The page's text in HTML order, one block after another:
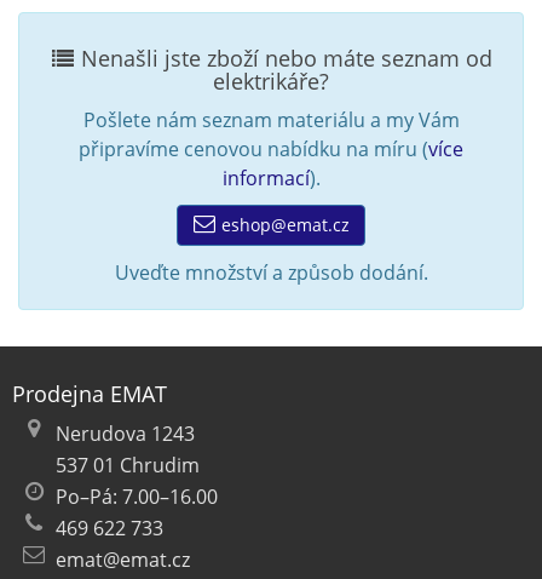
Nenašli jste zboží nebo máte seznam od
elektrikáře?
Pošlete nám seznam materiálu a my Vám
připravíme cenovou nabídku na míru (více
informací).
eshop@emat.cz
Uveďte množství a způsob dodání.
Prodejna EMAT
Nerudova 1243
537 01 Chrudim
Po–Pá: 7.00–16.00
469 622 733
emat@emat.cz